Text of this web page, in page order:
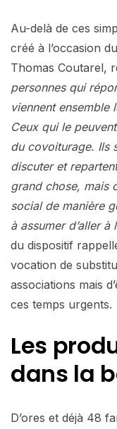
Au-delà de ces
créé à l’occasion
Thomas Coutarel,
personnes qui
viennent ensemble
Ceux qui le
du covoiturage. Ils
discuter et
grand chose, mais
social de manière
à assumer d’aller à
du dispositif
vocation de
associations mais
ces temps urgents.
Les
dans la
D’ores et déjà 48